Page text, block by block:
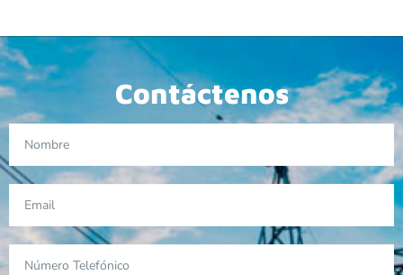
Contáctenos